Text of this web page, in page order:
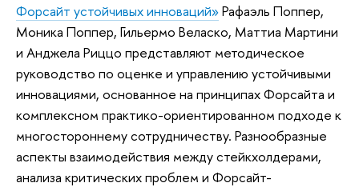
Форсайт устойчивых инноваций»Рафаэль Поппер,
Моника Поппер, Гильермо Веласко, Маттиа Мартини
и Анджела Риццо представляют методическое
руководство по оценке и управлению устойчивыми
инновациями, основанное на принципах Форсайта и
комплексном практико-ориентированном подходе к
многостороннему сотрудничеству. Разнообразные
аспекты взаимодействия между стейкхолдерами,
анализа критических проблем и Форсайт-